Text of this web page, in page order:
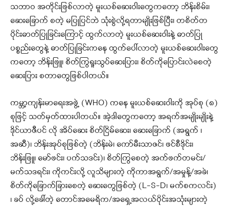
သဘာဝ အတိုင်းဖြစ်လာတဲ့ မူးယစ်ဆေးဝါးတွေကတော့ ဘိန်းစိမ်း၊
ဆေးခြောက် စတဲ့ မပြုပြင်ဘဲ သုံးစွဲလို့ရတာမျိုးဖြစ်ပြီး၊ တစိတ်တ
ပိုင်းဓာတ်ပြုခြင်းကြောင့် ထွက်လာတဲ့ မူးယစ်ဆေးဝါးနဲ့ ဓာတ်ပြု
ပစ္စည်းတွေနဲ့ ဓာတ်ပြုခြင်းကနေ ထွက်ပေါ်လာတဲ့ မူးယစ်ဆေးဝါးတွေ
ကတော့ ဘိန်းဖြူ၊ စိတ်ကြွရူးသွပ်ဆေးပြား၊ စိတ်ကိုပြောင်းလဲစေတဲ့
ဆေးပြား စတာတွေဖြစ်ပါတယ်။
ကမ္ဘာ့ကျန်းမာရေးအဖွဲ့ (WHO) ကနေ မူးယစ်ဆေးဝါးကို အုပ်စု (၈)
စုဖြင့် သတ်မှတ်ထားပါတယ်။ အဲ့ဒါတွေကတော့ အရက်အမျိုးမျိုးနဲ့
ဒိုင်ယာဇီပင် လို အိပ်ဆေး စိတ်ငြိမ်ဆေး၊ ဆေးခြောက် (အရွက် ၊
အဆီ)၊ ဘိန်းအုပ်စုဖြစ်တဲ့ (ဘိန်းမဲ၊ ကော်မီးသာဇင်၊ ဖင်စီဒိုင်း၊
ဘိန်းဖြူ၊ မော်ဖင်း၊ ပက်သဒင်း)၊ စိတ်ကြွစေတဲ့ အက်ဖက်တမင်း/
မက်သဒရင်း၊ ကိုကင်းလို့ လူသိများတဲ့ ကိုကာအရွက်/အမှုန့်/အခဲ၊
စိတ်ကိုခြောက်ခြားစေတဲ့ ဆေးတွေဖြစ်တဲ့ (L-S-D၊ မက်စကလင်း)
၊ ခပ် လို့ခေါ်တဲ့ တောင်အမေရိက/အရှေ့အလယ်ပိုင်းအသုံးများတဲ့